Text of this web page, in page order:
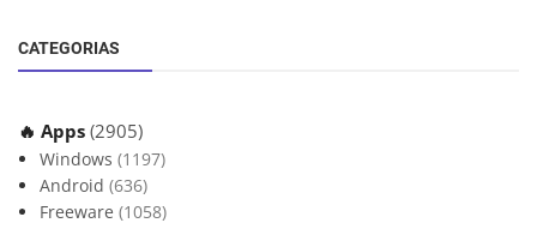
CATEGORIAS
🔥 Apps (2905)
Windows (1197)
Android (636)
Freeware (1058)